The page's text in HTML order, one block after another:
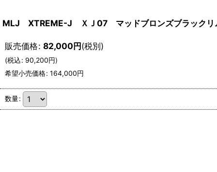
MLJ XTREME-J ＸＪ07 マッドブロンズブラックリ
販売価格: 82,000円(税別)
(税込: 90,200円)
希望小売価格: 164,000円
数量: